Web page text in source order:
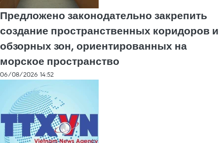
Предложено законодательно закрепить
создание пространственных коридоров и
обзорных зон, ориентированных на
морское пространство
06/08/2026 14:52